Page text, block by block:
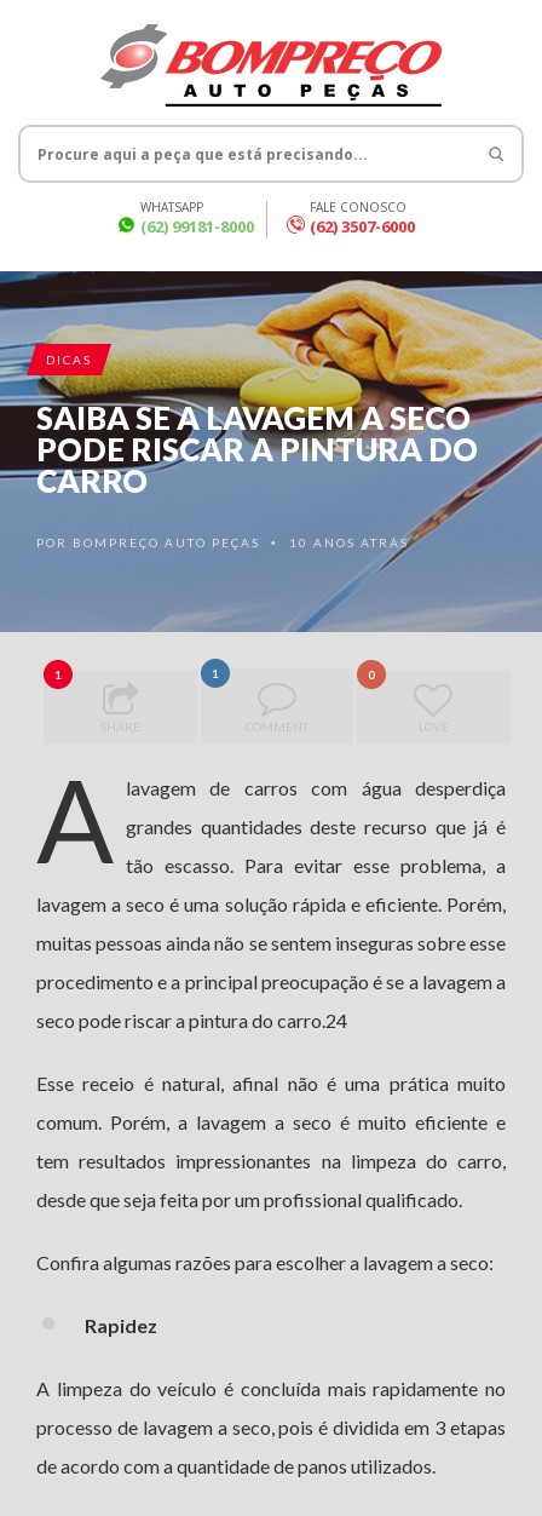
WHATSAPP
(62) 99181-8000
FALE CONOSCO
(62) 3507-6000
DICAS
SAIBA SE A LAVAGEM A SECO
PODE RISCAR A PINTURA DO
CARRO
POR BOMPREÇO AUTO PEÇAS • 10 ANOS ATRÁS
1
SHARE
1
COMMENT
0
A
lavagem de carros com água desperdiça
grandes quantidades deste recurso que já é
tão escasso. Para evitar esse problema, a
lavagem a seco é uma solução rápida e eficiente. Porém,
muitas pessoas ainda não se sentem inseguras sobre esse
procedimento e a principal preocupação é se a lavagem a
seco pode riscar a pintura do carro.24
Esse receio é natural, afinal não é uma prática muito
comum. Porém, a lavagem a seco é muito eficiente e
tem resultados impressionantes na limpeza do carro,
desde que seja feita por um profissional qualificado.
Confira algumas razões para escolher a lavagem a seco:
Rapidez
A limpeza do veículo é concluída mais rapidamente no
processo de lavagem a seco, pois é dividida em 3 etapas
de acordo com a quantidade de panos utilizados.